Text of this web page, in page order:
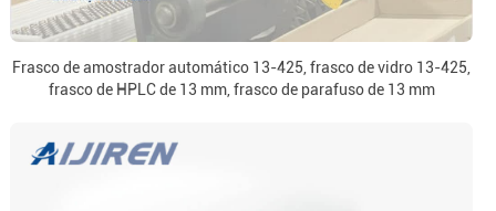
Frasco de amostrador automático 13-425, frasco de vidro 13-425,
frasco de HPLC de 13 mm, frasco de parafuso de 13 mm